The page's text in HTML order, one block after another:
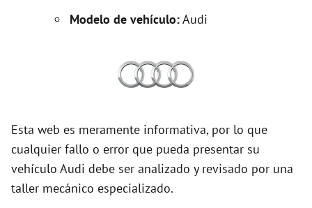
Modelo de vehículo:Audi
Esta web es meramente informativa, por lo que
cualquier fallo o error que pueda presentar su
vehículo Audi debe ser analizado y revisado por una
taller mecánico especializado.